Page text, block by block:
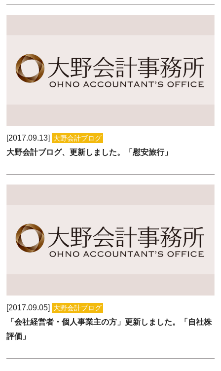
2017.09.13 大野会計ブログ
大野会計ブログ、更新しました。「慰安旅行」
2017.09.05 大野会計ブログ
「会社経営者・個人事業主の方」更新しました。「自社株
評価」